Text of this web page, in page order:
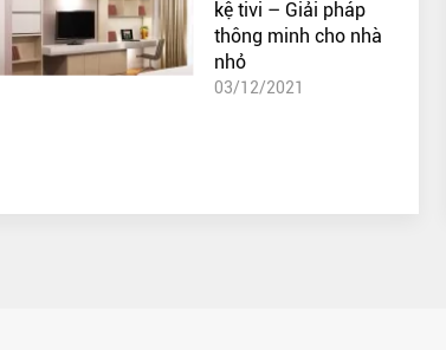
kệ tivi – Giải pháp
thông minh cho nhà
nhỏ
03/12/2021